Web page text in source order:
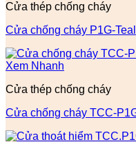
Cửa thép chống cháy
Cửa chống cháy P1G-Teal
Xem Nhanh
Cửa thép chống cháy
Cửa chống cháy TCC-